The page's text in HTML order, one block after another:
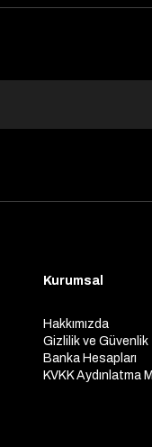
Kurumsal
Hakkımızda
Gizlilik ve Güvenlik
Banka Hesapları
KVKK Aydınlatma